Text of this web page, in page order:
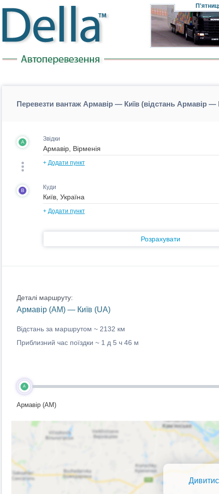
Перевезти вантаж Армавір — Київ (відстань Армавір —
A Звідки
+ Додати пункт
B Куди
+ Додати пункт
Розрахувати
Деталі маршруту:
Армавір (AM) — Київ (UA)
Відстань за маршрутом ~ 2132 км
Приблизний час поїздки ~ 1 д 5 ч 46 м
A
Армавір (AM)